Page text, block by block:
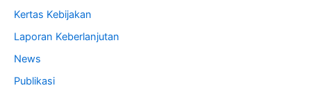
Kertas Kebijakan
Laporan Keberlanjutan
News
Publikasi